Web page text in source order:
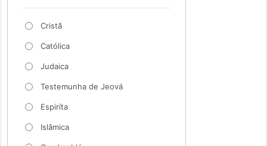
Cristã
Católica
Judaica
Testemunha de Jeová
Espiríta
Islâmica